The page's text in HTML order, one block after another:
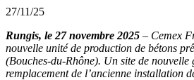
27/11/25
Rungis, le 27 novembre 2025 – Cemex
nouvelle unité de production de bétons
(Bouches-du-Rhône). Un site de
remplacement de l’ancienne installation